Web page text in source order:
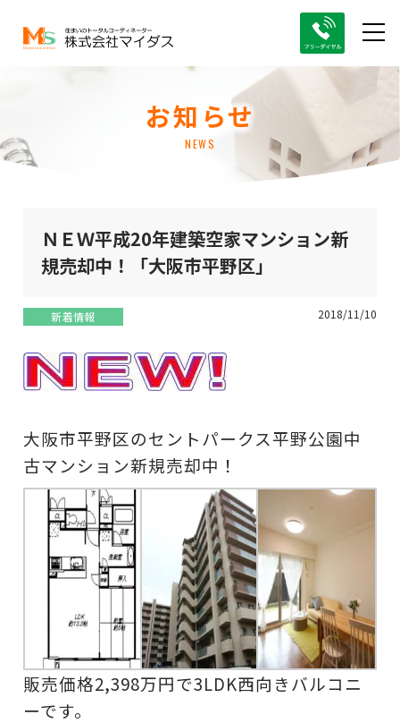
お知らせ
NEWS
ＮＥＷ平成20年建築空家マンション新
規売却中！「大阪市平野区」
新着情報 2018/11/10
大阪市平野区のセントパークス平野公園中
古マンション新規売却中！
販売価格2,398万円で3LDK西向きバルコニ
ーです。